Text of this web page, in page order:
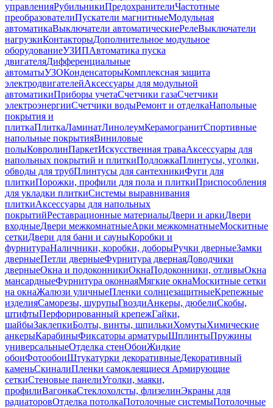
управленияРубильникиПредохранителиЧастотные
преобразователиПускатели магнитныеМодульная
автоматикаВыключатели автоматическиеРелеВыключатели
нагрузкиКонтакторыДополнительное модульное
оборудованиеУЗИПАвтоматика пуска
двигателяДифференциальные
автоматыУЗОКонденсаторыКомплексная защита
электродвигателейАксессуары для модульной
автоматикиПриборы учетаСчетчики газаСчетчики
электроэнергииСчетчики водыРемонт и отделкаНапольные
покрытия и
плиткаПлиткаЛаминатЛинолеумКерамогранитСпортивные
напольные покрытияВиниловые
полыКовролинПаркетИскусственная траваАксессуары для
напольных покрытий и плиткиПодложкаПлинтусы, уголки,
обводы для трубПлинтусы для сантехникиФуги для
плиткиПорожки, профили для пола и плиткиПриспособления
для укладки плиткиСистемы выравнивания
плиткиАксессуары для напольных
покрытийРеставрационные материалыДвери и аркиДвери
входныеДвери межкомнатныеАрки межкомнатныеМоскитные
сеткиДвери для бани и сауныКоробки и
фурнитураНаличники, коробки, доборыРучки дверныеЗамки
дверныеПетли дверныеФурнитура двернаяДоводчики
дверныеОкна и подоконникиОкнаПодоконники, отливыОкна
мансардныеФурнитура оконнаяМягкие окнаМоскитные сетки
на окнаЖалюзи уличныеПленки солнцезащитныеКрепежные
изделияСаморезы, шурупыГвоздиАнкеры, дюбелиСкобы,
штифтыПерфорированный крепежГайки,
шайбыЗаклепкиБолты, винты, шпилькиХомутыХимические
анкерыКарабиныФиксаторы арматурыШплинтыПружины
универсальныеОтделка стенОбоиЖидкие
обоиФотообоиШтукатурки декоративныеДекоративный
каменьСкиналиПленки самоклеящиеся Армирующие
сеткиСтеновые панелиУголки, маяки,
профилиВагонкаСтеклохолсты, флизелинЭкраны для
радиаторовОтделка потолкаПотолочные системыПотолочные